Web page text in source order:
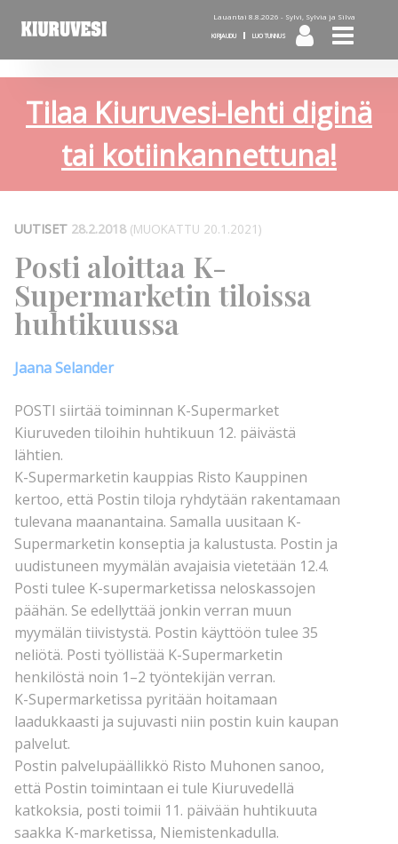
Lauantai 8.8.2026 - Sylvi, Sylvia ja Silva
KIRJAUDU LUO TUNNUS
Tilaa Kiuruvesi-lehti diginä
tai kotiinkannettuna!
UUTISET 28.2.2018 (MUOKATTU 20.1.2021)
Posti aloittaa K-
Supermarketin tiloissa
huhtikuussa
Jaana Selander
POSTI siirtää toiminnan K-Supermarket
Kiuruveden tiloihin huhtikuun 12. päivästä
lähtien.
K-Supermarketin kauppias Risto Kauppinen
kertoo, että Postin tiloja ryhdytään rakentamaan
tulevana maanantaina. Samalla uusitaan K-
Supermarketin konseptia ja kalustusta. Postin ja
uudistuneen myymälän avajaisia vietetään 12.4.
Posti tulee K-supermarketissa neloskassojen
päähän. Se edellyttää jonkin verran muun
myymälän tiivistystä. Postin käyttöön tulee 35
neliötä. Posti työllistää K-Supermarketin
henkilöstä noin 1–2 työntekijän verran.
K-Supermarketissa pyritään hoitamaan
laadukkaasti ja sujuvasti niin postin kuin kaupan
palvelut.
Postin palvelupäällikkö Risto Muhonen sanoo,
että Postin toimintaan ei tule Kiuruvedellä
katkoksia, posti toimii 11. päivään huhtikuuta
saakka K-marketissa, Niemistenkadulla.